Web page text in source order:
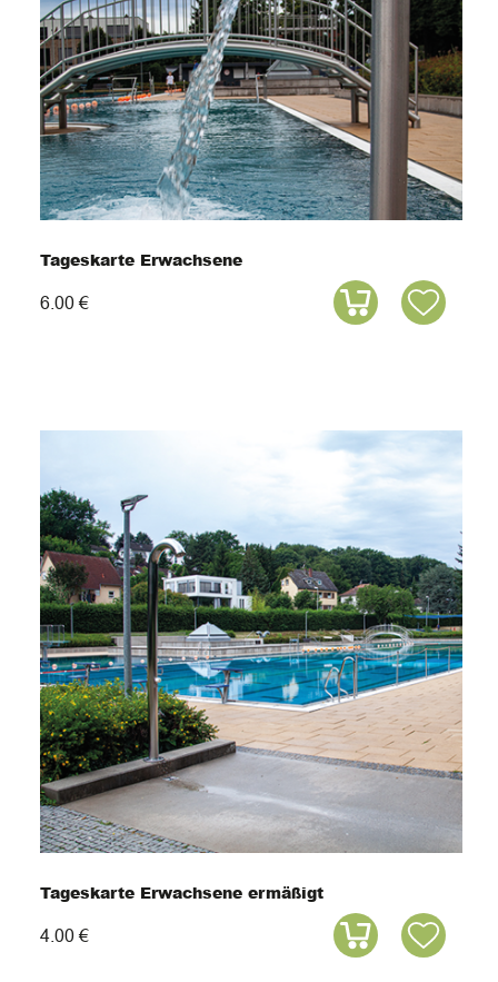
Tageskarte Erwachsene
6.00 €
Tageskarte Erwachsene ermäßigt
4.00 €